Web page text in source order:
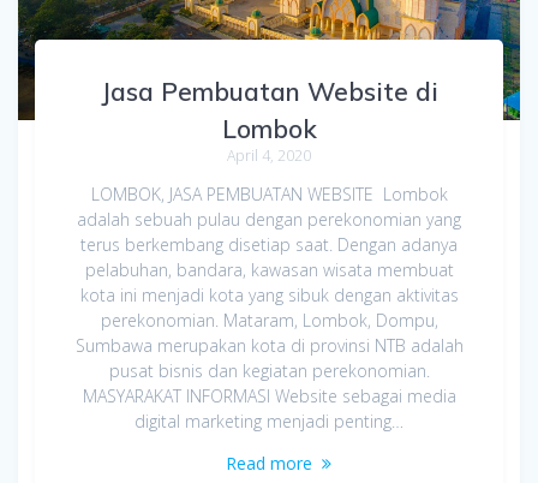
Jasa Pembuatan Website di
Lombok
April 4, 2020
LOMBOK, JASA PEMBUATAN WEBSITE Lombok
adalah sebuah pulau dengan perekonomian yang
terus berkembang disetiap saat. Dengan adanya
pelabuhan, bandara, kawasan wisata membuat
kota ini menjadi kota yang sibuk dengan aktivitas
perekonomian. Mataram, Lombok, Dompu,
Sumbawa merupakan kota di provinsi NTB adalah
pusat bisnis dan kegiatan perekonomian.
MASYARAKAT INFORMASI Website sebagai media
digital marketing menjadi penting…
Read more